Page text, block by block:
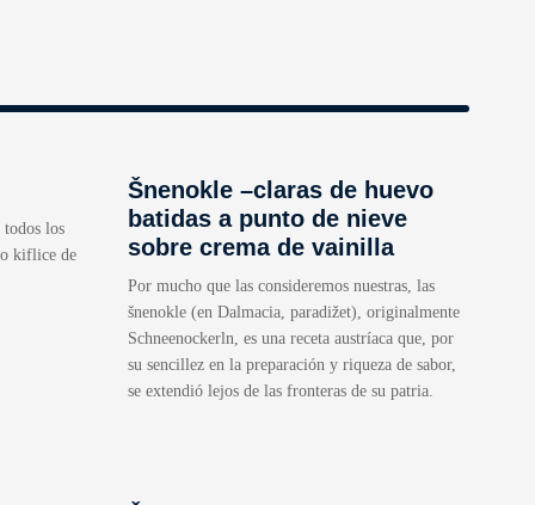
los
kiflice de
Šnenokle –claras de huevo
batidas a punto de nieve
sobre crema de vainilla
Por mucho que las consideremos nuestras, las
šnenokle (en Dalmacia, paradižet), originalmente
Schneenockerln, es una receta austríaca que, por
su sencillez en la preparación y riqueza de sabor,
se extendió lejos de las fronteras de su patria.